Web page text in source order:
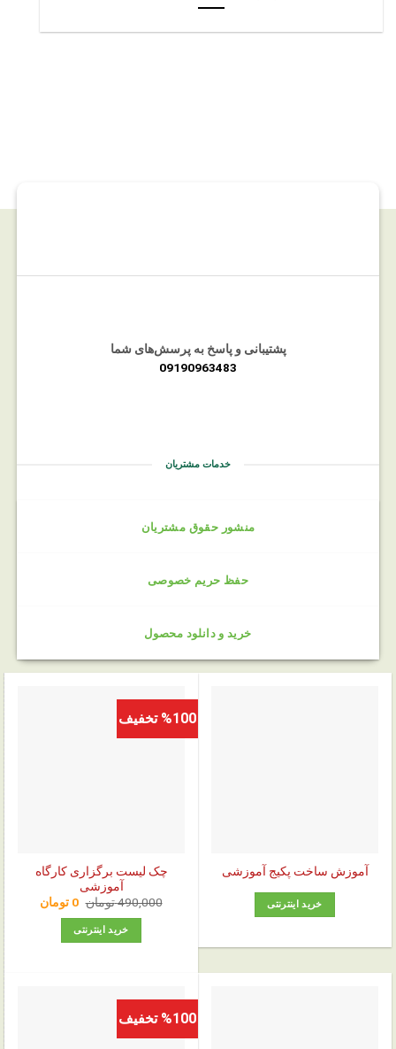
پشتیبانی و پاسخ به پرسش‌های شما
09190963483
خدمات مشتریان
منشور حقوق مشتریان
حفظ حریم خصوصی
خرید و دانلود محصول
آموزش ساخت پکیج آموزشی
خرید اینترنتی
%100 تخفیف
چک‌ لیست برگزاری کارگاه
آموزشی
490,000تومان قیمت
اصلی:
بود.
0 تومانقیمت
خرید اینترنتی
%100 تخفیف